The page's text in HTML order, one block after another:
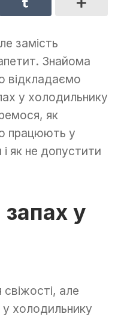
замість
Знайома
відкладаємо
у холодильнику
як
працюють у
як не допустити
у
але
у холодильнику